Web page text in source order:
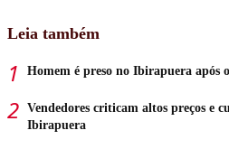
Leia também
Homem é preso no Ibirapuera após
Vendedores criticam altos preços e
Ibirapuera